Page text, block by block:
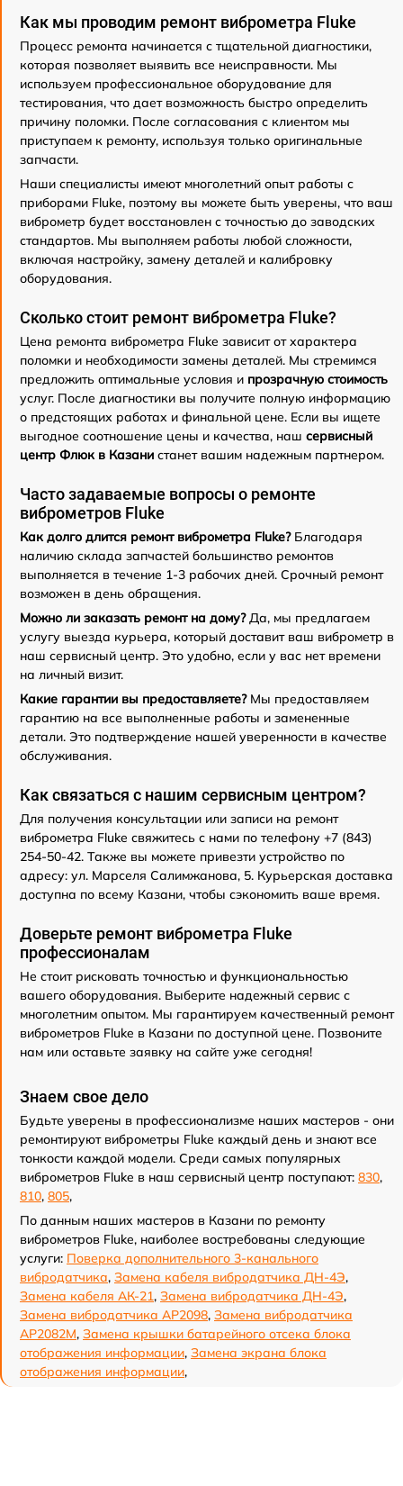
Как мы проводим ремонт виброметра Fluke
Процесс ремонта начинается с тщательной диагностики,
которая позволяет выявить все неисправности. Мы
используем профессиональное оборудование для
тестирования, что дает возможность быстро определить
причину поломки. После согласования с клиентом мы
приступаем к ремонту, используя только оригинальные
запчасти.
Наши специалисты имеют многолетний опыт работы с
приборами Fluke, поэтому вы можете быть уверены, что ваш
виброметр будет восстановлен с точностью до заводских
стандартов. Мы выполняем работы любой сложности,
включая настройку, замену деталей и калибровку
оборудования.
Сколько стоит ремонт виброметра Fluke?
Цена ремонта виброметра Fluke зависит от характера
поломки и необходимости замены деталей. Мы стремимся
предложить оптимальные условия и прозрачную стоимость
услуг. После диагностики вы получите полную информацию
о предстоящих работах и финальной цене. Если вы ищете
выгодное соотношение цены и качества, наш сервисный
центр Флюк в Казани станет вашим надежным партнером.
Часто задаваемые вопросы о ремонте
виброметров Fluke
Как долго длится ремонт виброметра Fluke?Благодаря
наличию склада запчастей большинство ремонтов
выполняется в течение 1-3 рабочих дней. Срочный ремонт
возможен в день обращения.
Можно ли заказать ремонт на дому?Да, мы предлагаем
услугу выезда курьера, который доставит ваш виброметр в
наш сервисный центр. Это удобно, если у вас нет времени
на личный визит.
Какие гарантии вы предоставляете?Мы предоставляем
гарантию на все выполненные работы и замененные
детали. Это подтверждение нашей уверенности в качестве
обслуживания.
Как связаться с нашим сервисным центром?
Для получения консультации или записи на ремонт
виброметра Fluke свяжитесь с нами по телефону +7 (843)
254-50-42. Также вы можете привезти устройство по
адресу: ул. Марселя Салимжанова, 5. Курьерская доставка
доступна по всему Казани, чтобы сэкономить ваше время.
Доверьте ремонт виброметра Fluke
профессионалам
Не стоит рисковать точностью и функциональностью
вашего оборудования. Выберите надежный сервис с
многолетним опытом. Мы гарантируем качественный ремонт
виброметров Fluke в Казани по доступной цене. Позвоните
нам или оставьте заявку на сайте уже сегодня!
Знаем свое дело
Будьте уверены в профессионализме наших мастеров - они
ремонтируют виброметры Fluke каждый день и знают все
тонкости каждой модели. Среди самых популярных
виброметров Fluke в наш сервисный центр поступают: 830,
810, 805,
По данным наших мастеров в Казани по ремонту
виброметров Fluke, наиболее востребованы следующие
услуги: Поверка дополнительного 3-канального
вибродатчика, Замена кабеля вибродатчика ДН-4Э,
Замена кабеля АК-21, Замена вибродатчика ДН-4Э,
Замена вибродатчика АР2098, Замена вибродатчика
АР2082М, Замена крышки батарейного отсека блока
отображения информации, Замена экрана блока
отображения информации,